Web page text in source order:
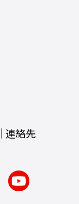
連絡先